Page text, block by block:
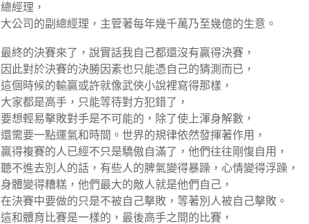
總經理，
大公司的副總經理，主管著每年幾千萬乃至幾億的生意。
最終的決賽來了，說實話我自己都還沒有贏得決賽，
因此對於決賽的決勝因素也只能憑自己的猜測而已，
這個時候的輸贏或許就像武俠小說裡寫得那樣，
大家都是高手，只能等待對方犯錯了，
要想輕易擊敗對手是不可能的，除了使上渾身解數，
還需要一點運氣和時間。世界的規律依然發揮著作用，
贏得複賽的人已經不只是驕傲自滿了，他們往往剛愎自用，
聽不進去別人的話，有些人的脾氣變得暴躁，心情變得浮躁，
身體變得糟糕，他們最大的敵人就是他們自己，
在決賽中要做的只是不被自己擊敗，等著別人被自己擊敗。
這和體育比賽是一樣的，最後高手之間的比賽，